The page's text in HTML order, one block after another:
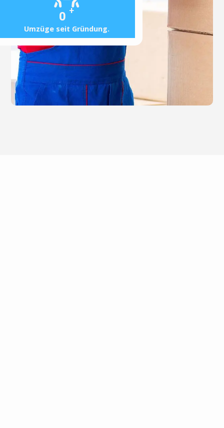
0 +
Umzüge seit Gründung.